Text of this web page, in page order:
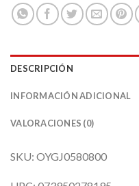
DESCRIPCIÓN
INFORMACIÓN ADICIONAL
VALORACIONES (0)
SKU: OYGJ0580800